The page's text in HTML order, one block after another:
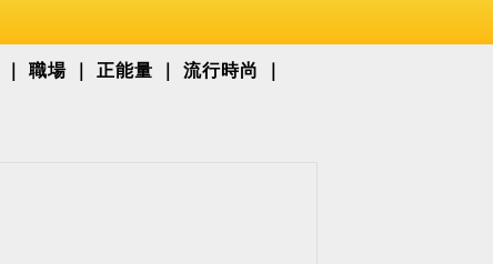
職場 正能量 流行時尚